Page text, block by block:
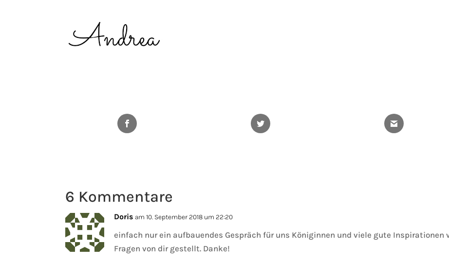
6 Kommentare
Doris am 10. September 2018 um 22:20
einfach nur ein aufbauendes Gespräch für uns Königinnen und viele gute Inspirationen
Fragen von dir gestellt. Danke!